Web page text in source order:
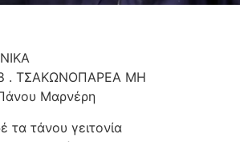
. ΤΣΑΚΩΝΟΠΑΡΕΑ ΜΗ
Μαρνέρη
τα τάνου γειτονία